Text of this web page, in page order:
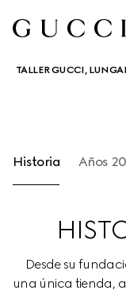
TALLER GUCCI,
Historia Años
Desde su
una única tienda,